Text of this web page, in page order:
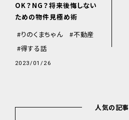
OK？NG？将来後悔しない
ための物件見極め術
りのくまちゃん
不動産
得する話
2023/01/26
人気の記事